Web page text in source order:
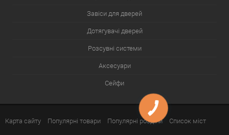
Завіси для дверей
Дотягувачі дверей
Розсувні системи
Аксесуари
Сейфи
Карта сайту Популярні товари Популярні розділи Список міст